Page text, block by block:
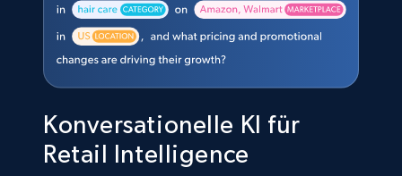
Konversationelle KI für
Retail Intelligence